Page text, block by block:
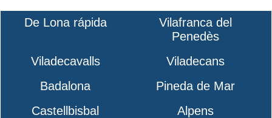
De Lona rápida
Vilafranca del
Penedès
Viladecavalls
Viladecans
Badalona
Pineda de Mar
Castellbisbal
Alpens